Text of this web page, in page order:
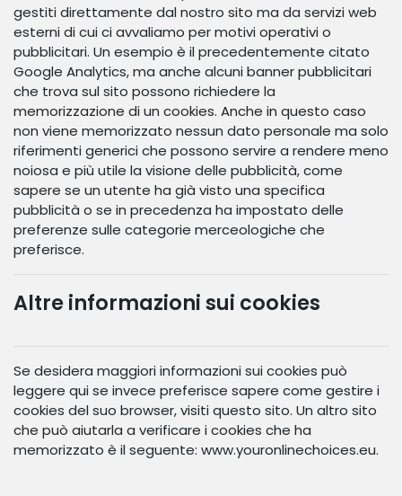
gestiti direttamente dal nostro sito ma da servizi web
esterni di cui ci avvaliamo per motivi operativi o
pubblicitari. Un esempio è il precedentemente citato
Google Analytics, ma anche alcuni banner pubblicitari
che trova sul sito possono richiedere la
memorizzazione di un cookies. Anche in questo caso
non viene memorizzato nessun dato personale ma solo
riferimenti generici che possono servire a rendere meno
noiosa e più utile la visione delle pubblicità, come
sapere se un utente ha già visto una specifica
pubblicità o se in precedenza ha impostato delle
preferenze sulle categorie merceologiche che
preferisce.
Altre informazioni sui cookies
Se desidera maggiori informazioni sui cookies può
leggere qui se invece preferisce sapere come gestire i
cookies del suo browser, visiti questo sito. Un altro sito
che può aiutarla a verificare i cookies che ha
memorizzato è il seguente: www.youronlinechoices.eu.